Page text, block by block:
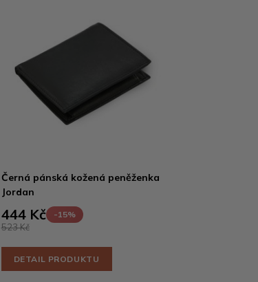
Černá pánská kožená peněženka
Jordan
444 Kč -15%
523 Kč
DETAIL PRODUKTU